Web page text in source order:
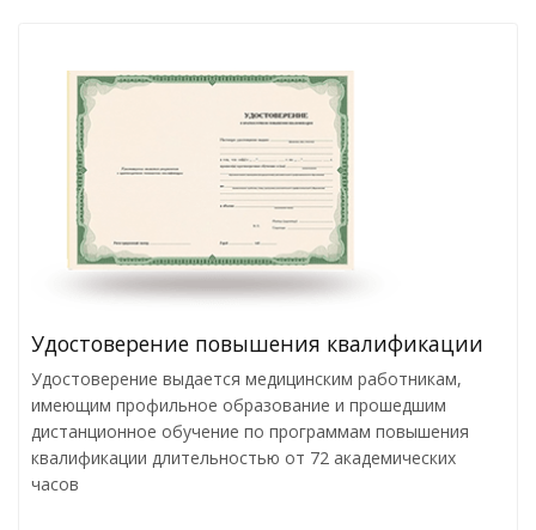
Удостоверение повышения квалификации
Удостоверение выдается медицинским работникам,
имеющим профильное образование и прошедшим
дистанционное обучение по программам повышения
квалификации длительностью от 72 академических
часов